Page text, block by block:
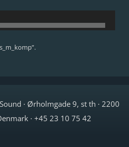
· Ørholmgade 9, st th · 2200
· +45 23 10 75 42